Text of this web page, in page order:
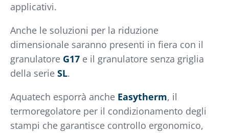
applicativi.
Anche le soluzioni per la riduzione
dimensionale saranno presenti in fiera con il
granulatore G17 e il granulatore senza griglia
della serie SL.
Aquatech esporrà anche Easytherm, il
termoregolatore per il condizionamento degli
stampi che garantisce controllo ergonomico,